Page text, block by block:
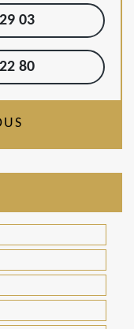
03
80